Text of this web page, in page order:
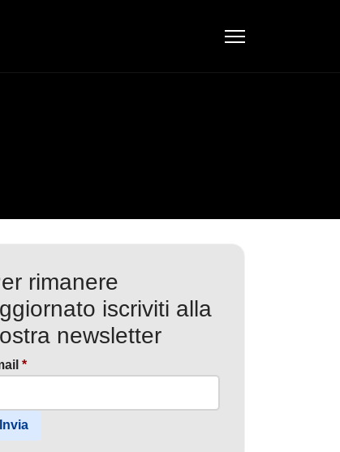
rimanere
iscriviti alla
newsletter
*
Invia